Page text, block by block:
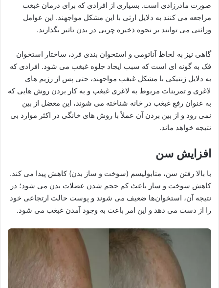
صورت مادرزادی است. بسیاری از افرادی که برای درمان غبغب
مراجعه می کنند به دلایل ارثی با این مشکل مواجهند. این عوامل
وراثتی می توانند بر نحوه ذخیره چربی در بدن تاثیر بگذارند.
گاهی نیز به لحاظ آناتومی و استخوان بندی فرد، ساختار استخوان
فک به گونه ای است که سبب ایجاد جلوه غبغب می شود. افرادی که
به دلایل ژنتیکی با مشکل غبغب مواجهند، حتی پس از رژیم های
لاغری و تمرینات مربوط به لاغری غبغب و به کار بردن روش هایی که
به عنوان رفع غبغب در خانه شناخته می شوند، این معضل از بین
نمی رود و از بین بردن آن عملاً با روش های خانگی در اکثر موارد بی
نتیجه خواهد ماند.
افزایش سن
با بالا رفتن سن، متابولیسم (سوخت و ساز بدن) کاهش پیدا می کند.
کاهش سوخت و ساز باعث کم حجم شدن عضلات بدن می شود؛ در
نتیجه آن، استخوان‌ها ضعیف می شوند و پوست حالت ارتجاعی خود
را از دست می دهد و این امر باعث به وجود آمدن غبغب می شود.